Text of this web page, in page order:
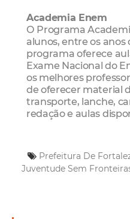
Academia Enem
O Programa
alunos, entre os anos
programa oferece
Exame Nacional do
os melhores
de oferecer material
transporte, lanche,
redação e aulas
Prefeitura De
Juventude Sem